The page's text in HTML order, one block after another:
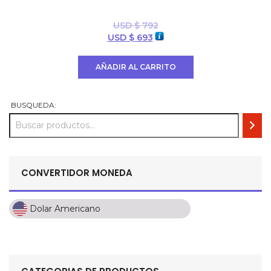
USD $792
El
era:
USD $693El
es:
AÑADIR AL CARRITO
BUSQUEDA:
CONVERTIDOR MONEDA
Dolar Americano
Dolar Americano